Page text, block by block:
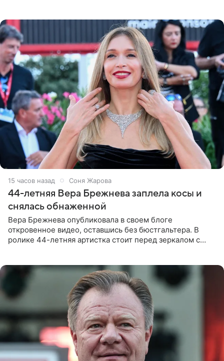
15 часов назад Соня Жарова
44-летняя Вера Брежнева заплела косы и
снялась обнаженной
Вера Брежнева опубликовала в своем блоге
откровенное видео, оставшись без бюстгальтера. В
ролике 44-летняя артистка стоит перед зеркалом с